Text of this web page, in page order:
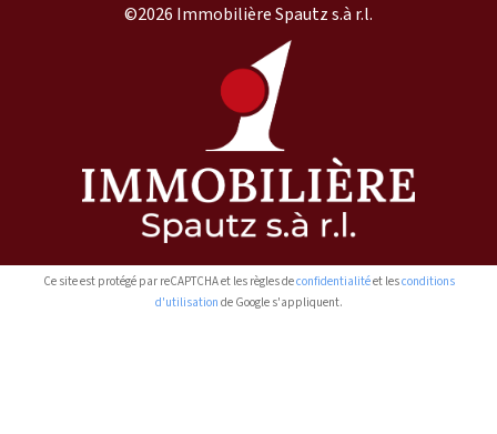
©2026 Immobilière Spautz s.à r.l.
Ce site est protégé par reCAPTCHA et les règles deconfidentialitéet lesconditions
d'utilisation de Google s'appliquent.